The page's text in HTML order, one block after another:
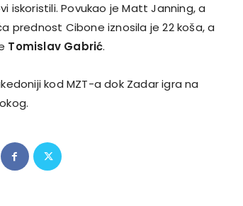
iskoristili. Povukao je Matt Janning, a
prednost Cibone iznosila je 22 koša, a
Tomislav Gabrić.
kod MZT-a dok Zadar igra na